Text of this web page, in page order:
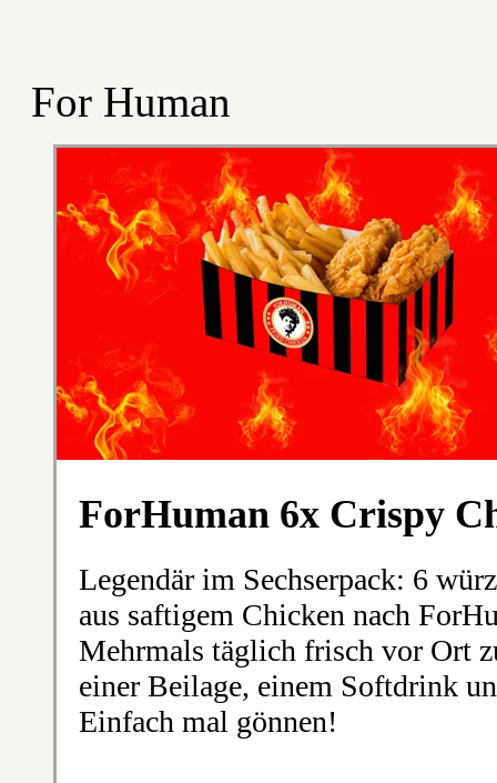
For Human
ForHuman 6x Crispy
Legendär im Sechserpack: 6
aus saftigem Chicken nach
Mehrmals täglich frisch vor Ort
einer Beilage, einem Softdrink
Einfach mal gönnen!